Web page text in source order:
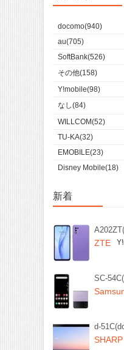
docomo(940)
au(705)
SoftBank(526)
その他(158)
Y!mobile(98)
なし(84)
WILLCOM(52)
TU-KA(32)
EMOBILE(23)
Disney Mobile(18)
新着
ZTE
SC-
d-
SHARP